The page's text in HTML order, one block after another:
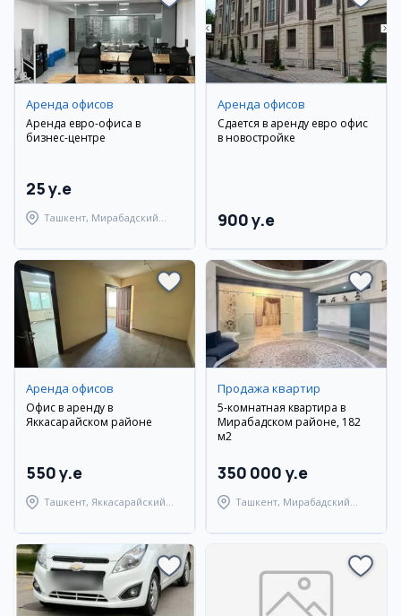
Аренда офисов
Аренда евро-офиса в
бизнес-центре
25 y.e
Ташкент, Мирабадский
Аренда офисов
Сдается в аренду евро офис
в новостройке
900 y.e
Аренда офисов
Офис в аренду в
Яккасарайском районе
550 y.e
Ташкент, Яккасарайский
Продажа квартир
5-комнатная квартира в
Мирабадском районе, 182
м2
350 000 y.e
Ташкент, Мирабадский